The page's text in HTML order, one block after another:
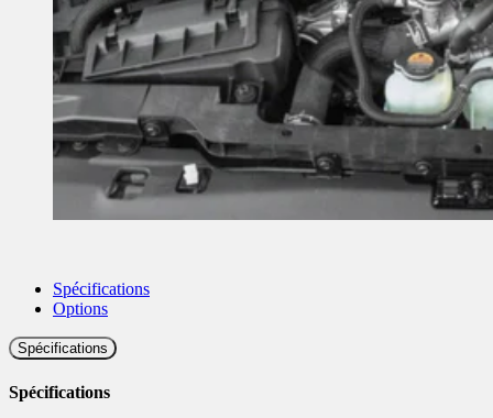
Spécifications
Options
Spécifications
Spécifications